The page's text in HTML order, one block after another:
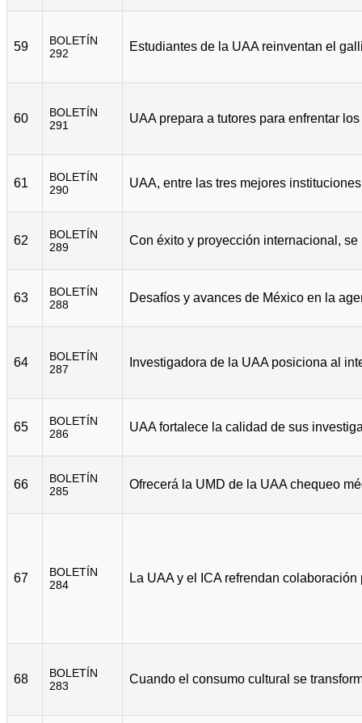
59
BOLETÍN
292
60
BOLETÍN
291
61
BOLETÍN
290
62
BOLETÍN
289
63
BOLETÍN
288
64
BOLETÍN
287
65
BOLETÍN
286
66
BOLETÍN
285
67
BOLETÍN
284
68
BOLETÍN
283